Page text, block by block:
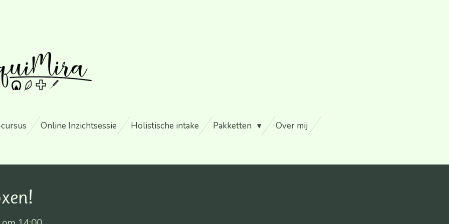
Online Inzichtsessie Holistische intake Pakketten
Over mij